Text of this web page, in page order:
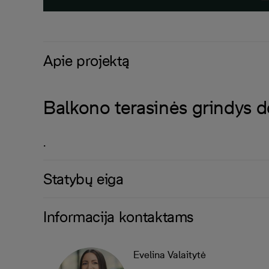
Apie projektą
Balkono terasinės grindys
.
Statybų eiga
Informacija kontaktams
Evelina Valaitytė